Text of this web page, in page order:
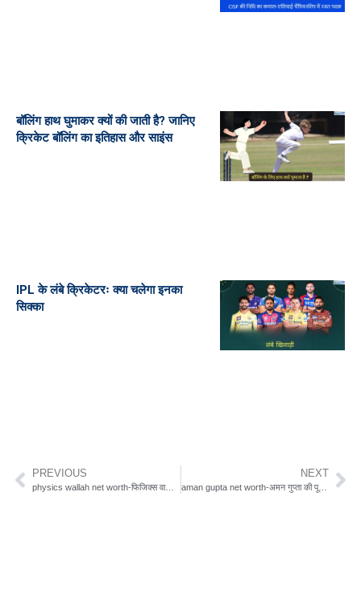
बॉलिंग हाथ घुमाकर क्यों की जाती है? जानिए
क्रिकेट बॉलिंग का इतिहास और साइंस
IPL के लंबे क्रिकेटरः क्या चलेगा इनका
सिक्का
PREVIOUS
physics wallah net worth-फिजिक्स वाला की कुल संपत्ति और पूरी कहानी यहां
NEXT
aman gupta net worth-अमन गुप्ता की पूरी जानकारी, इतनी संपत्ति के मालिक हैं अमन